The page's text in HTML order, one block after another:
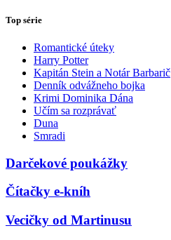
Top série
Romantické úteky
Harry Potter
Kapitán Stein a Notár Barbarič
Denník odvážneho bojka
Krimi Dominika Dána
Učím sa rozprávať
Duna
Smradi
Darčekové poukážky
Čítačky e-kníh
Vecičky od Martinusu